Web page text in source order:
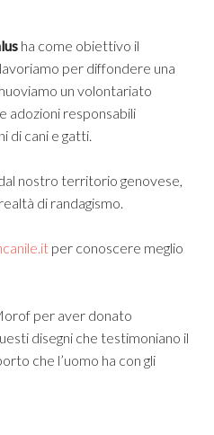
ha come obiettivo il
per diffondere una
un volontariato
adozioni responsabili
di cani e gatti.
nostro territorio genovese,
di randagismo.
per conoscere meglio
per aver donato
disegni che testimoniano il
che l’uomo ha con gli